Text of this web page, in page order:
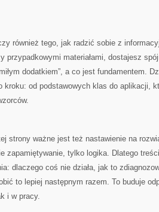
również tego, jak radzić sobie z
przypadkowymi materiałami, dostajesz
dodatkiem”, a co jest fundamentem.
kroku: od podstawowych klas do aplikacji,
strony ważne jest też nastawienie na
zapamiętywanie, tylko logika. Dlatego
dlaczego coś nie działa, jak to
to lepiej następnym razem. To buduje
i w pracy.